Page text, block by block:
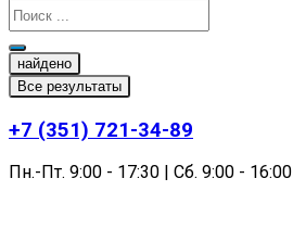
найдено
Все результаты
+7 (351) 721-34-89
Пн.-Пт. 9:00 - 17:30 | Сб. 9:00 - 16:00